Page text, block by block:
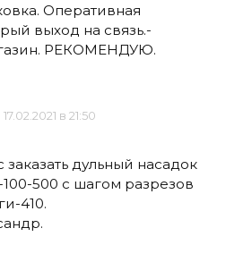
Оперативная
выход на связь.-
РЕКОМЕНДУЮ.
17.02.2021 в 21:50
дульный насадок
500 с шагом разрезов
410.